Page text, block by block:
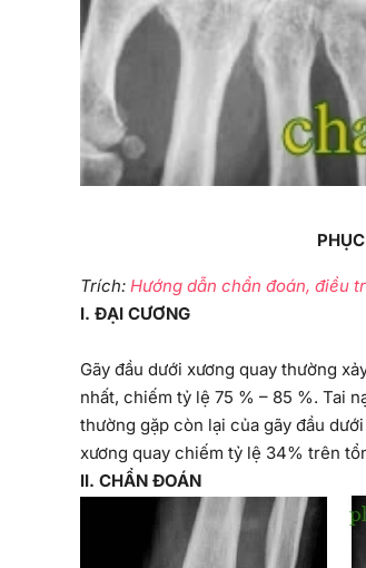
P
Trích: Hướng dẫn chẩn đoán, điều
I. ĐẠI CƯƠNG
Gãy đầu dưới xương quay thường
nhất, chiếm tỷ lệ 75 % – 85 %. Tai
thường gặp còn lại của gãy đầu
xương quay chiếm tỷ lệ 34% trên
II. CHẨN ĐOÁN